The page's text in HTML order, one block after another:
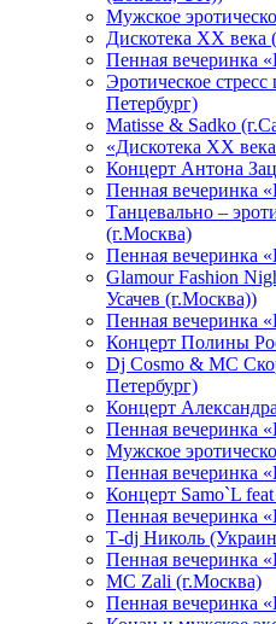
Мужское
Дискотека XX века
Пенная вечеринка
Эротическое
Петербург)
Matisse & Sadko
«Дискотека ХХ
Концерт Антона
Пенная вечеринка
Танцевально –
(г.Москва)
Пенная вечеринка
Glamour Fashion
Усачев (г.Москва))
Пенная вечеринка
Концерт Полины
Dj Cosmo & МС
Петербург)
Концерт
Пенная вечеринка
Мужское
Пенная вечеринка
Концерт Samo`L
Пенная вечеринка
Т-dj Николь
Пенная вечеринка
МС Zali (г.Москва)
Пенная вечеринка